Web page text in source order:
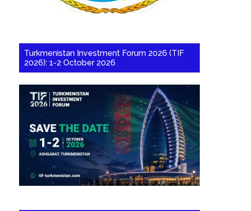
Turkmenistan Investment Forum 2026 (TIF
2026): 1-2 October 2026